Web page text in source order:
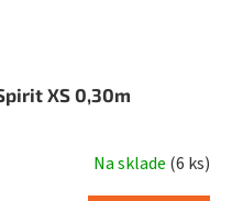
XS 0,30m
Na sklade (6 ks)